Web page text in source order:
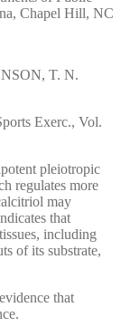
Chapel Hill, NC
T. N.
Exerc., Vol.
pleiotropic
regulates more
may
that
including
of its substrate,
that